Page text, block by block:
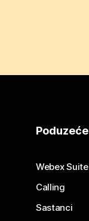
Poduzeće
Webex Suite
Calling
Sastanci